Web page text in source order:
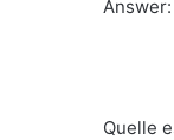
Quelle